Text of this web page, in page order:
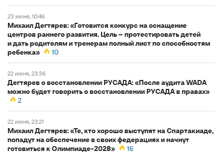
23 июня, 10:46
Михаил Дегтярев: «Готовится конкурс на оснащение
центров раннего развития. Цель – протестировать детей
и дать родителям и тренерам полный лист по способностям
ребенка»
10
22 июня, 23:36
Дегтярев о восстановлении РУСАДА: «После аудита WADA
можно будет говорить о восстановлении РУСАДА в правах»
2
22 июня, 23:21
Михаил Дегтярев: «Те, кто хорошо выступят на Спартакиаде,
попадут на обеспечение в своих федерациях и начнут
готовиться к Олимпиаде-2028»
16